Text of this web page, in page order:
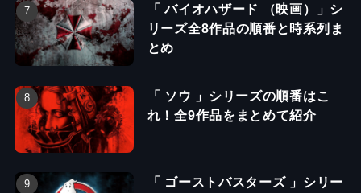
「 バイオハザード （映画）」シ
リーズ全8作品の順番と時系列ま
とめ
「 ソウ 」シリーズの順番はこ
れ！全9作品をまとめて紹介
「 ゴーストバスターズ 」シリー